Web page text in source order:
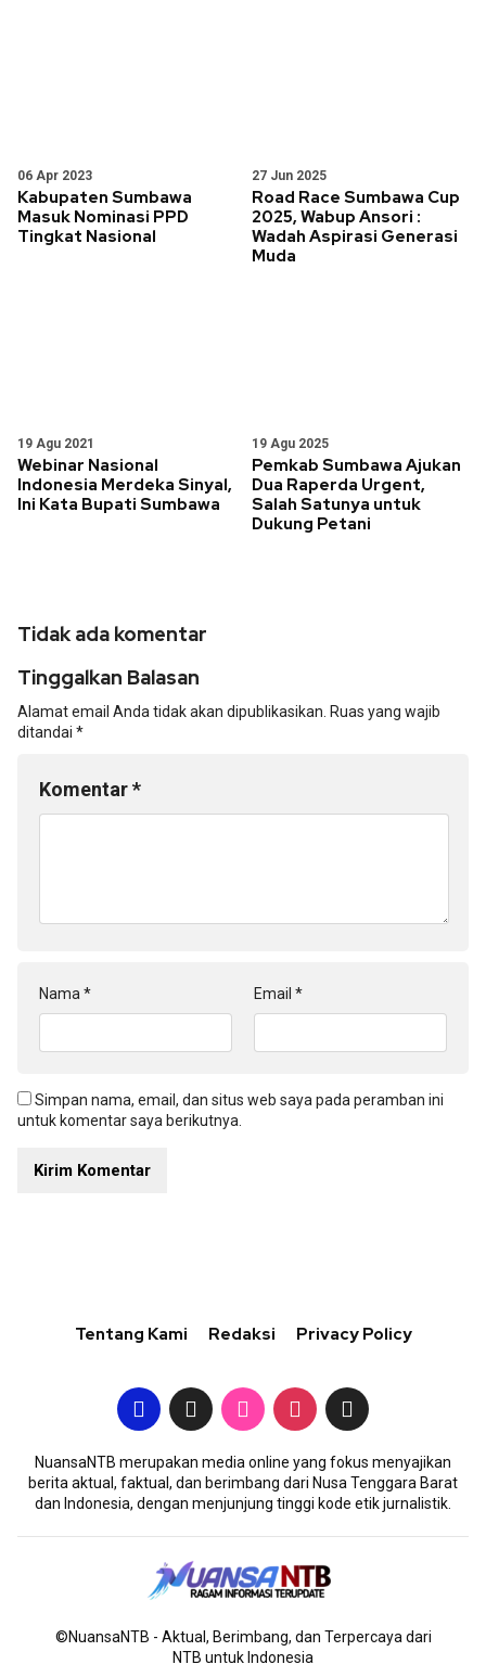
06 Apr 2023
Kabupaten Sumbawa
Masuk Nominasi PPD
Tingkat Nasional
27 Jun 2025
Road Race Sumbawa Cup
2025, Wabup Ansori :
Wadah Aspirasi Generasi
Muda
19 Agu 2021
Webinar Nasional
Indonesia Merdeka Sinyal,
Ini Kata Bupati Sumbawa
19 Agu 2025
Pemkab Sumbawa Ajukan
Dua Raperda Urgent,
Salah Satunya untuk
Dukung Petani
Tidak ada komentar
Tinggalkan Balasan
Alamat email Anda tidak akan dipublikasikan. Ruas yang wajib
ditandai *
Komentar*
Nama * Email *
Simpan nama, email, dan situs web saya pada peramban ini
untuk komentar saya berikutnya.
Tentang Kami Redaksi Privacy Policy
NuansaNTB merupakan media online yang fokus menyajikan
berita aktual, faktual, dan berimbang dari Nusa Tenggara Barat
dan Indonesia, dengan menjunjung tinggi kode etik jurnalistik.
©NuansaNTB - Aktual, Berimbang, dan Terpercaya dari
NTB untuk Indonesia